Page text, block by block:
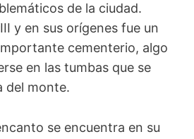
de la ciudad.
y en sus orígenes fue un
cementerio, algo
en las tumbas que se
del monte.
se encuentra en su